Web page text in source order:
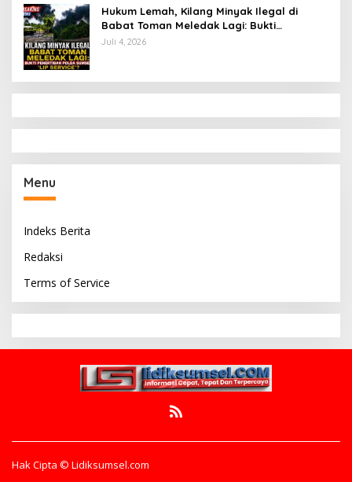
Hukum Lemah, Kilang Minyak Ilegal di
Babat Toman Meledak Lagi: Bukti
Penertiban Polda Sumsel Hanya ‘Lip
Juli 4, 2026
Menu
Indeks Berita
Redaksi
Terms of Service
Hak Cipta © Lidiksumsel.com